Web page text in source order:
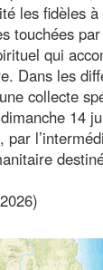
les fidèles à
touchées
qui
Dans les
collecte
14
par